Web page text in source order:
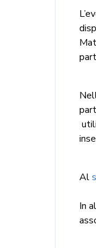
Al
In